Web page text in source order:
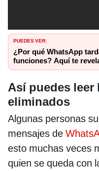
PUEDES VER:
¿Por qué WhatsApp
funciones? Aquí te
Así puedes leer
eliminados
Algunas personas
mensajes de
esto muchas veces
quien se queda con